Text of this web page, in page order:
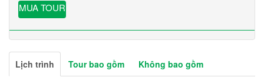
MUA TOUR
Lịch trình Tour bao gồm Không bao gồm